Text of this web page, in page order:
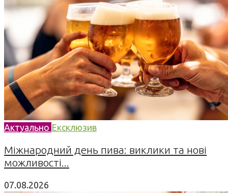
Актуально Ексклюзив
Міжнародний день пива: виклики та нові
можливості...
07.08.2026